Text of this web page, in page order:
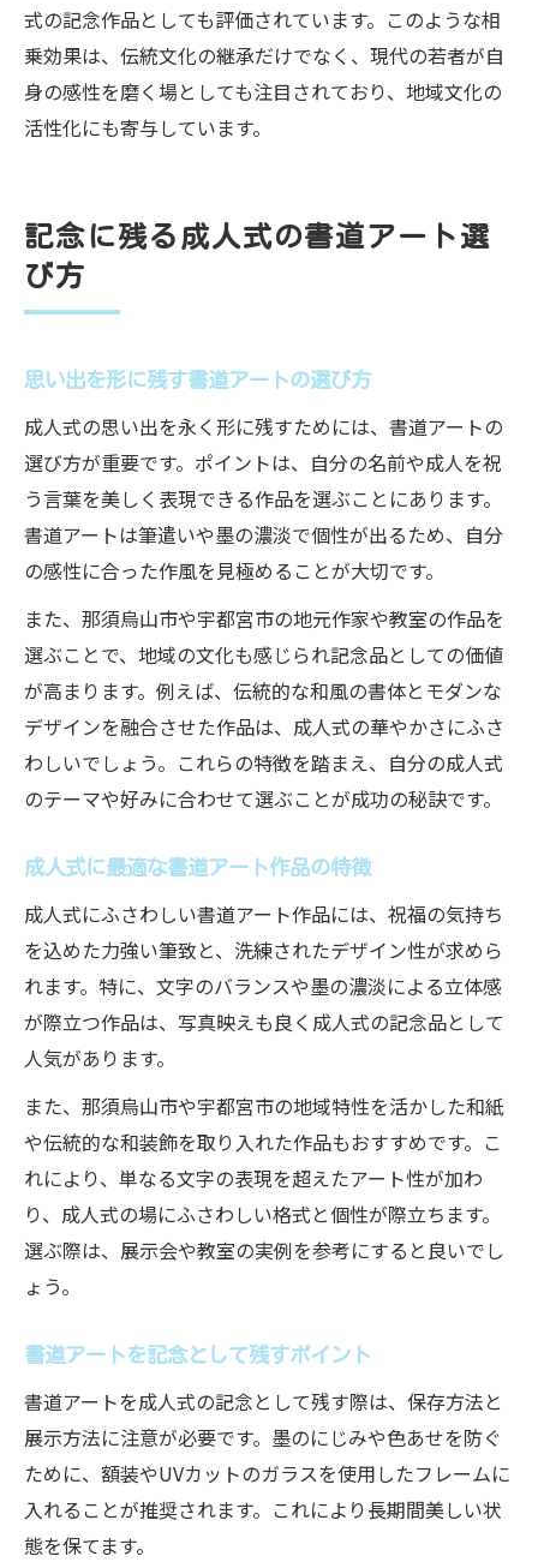
式の記念作品としても評価されています。このような相
乗効果は、伝統文化の継承だけでなく、現代の若者が自
身の感性を磨く場としても注目されており、地域文化の
活性化にも寄与しています。
記念に残る成人式の書道アート選
び方
思い出を形に残す書道アートの選び方
成人式の思い出を永く形に残すためには、書道アートの
選び方が重要です。ポイントは、自分の名前や成人を祝
う言葉を美しく表現できる作品を選ぶことにあります。
書道アートは筆遣いや墨の濃淡で個性が出るため、自分
の感性に合った作風を見極めることが大切です。
また、那須烏山市や宇都宮市の地元作家や教室の作品を
選ぶことで、地域の文化も感じられ記念品としての価値
が高まります。例えば、伝統的な和風の書体とモダンな
デザインを融合させた作品は、成人式の華やかさにふさ
わしいでしょう。これらの特徴を踏まえ、自分の成人式
のテーマや好みに合わせて選ぶことが成功の秘訣です。
成人式に最適な書道アート作品の特徴
成人式にふさわしい書道アート作品には、祝福の気持ち
を込めた力強い筆致と、洗練されたデザイン性が求めら
れます。特に、文字のバランスや墨の濃淡による立体感
が際立つ作品は、写真映えも良く成人式の記念品として
人気があります。
また、那須烏山市や宇都宮市の地域特性を活かした和紙
や伝統的な和装飾を取り入れた作品もおすすめです。こ
れにより、単なる文字の表現を超えたアート性が加わ
り、成人式の場にふさわしい格式と個性が際立ちます。
選ぶ際は、展示会や教室の実例を参考にすると良いでし
ょう。
書道アートを記念として残すポイント
書道アートを成人式の記念として残す際は、保存方法と
展示方法に注意が必要です。墨のにじみや色あせを防ぐ
ために、額装やUVカットのガラスを使用したフレームに
入れることが推奨されます。これにより長期間美しい状
態を保てます。